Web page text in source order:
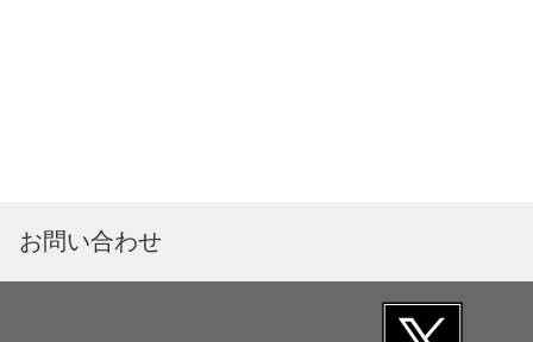
お問い合わせ